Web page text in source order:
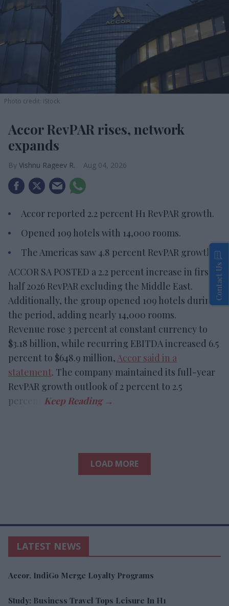
Photo credit: iStock
Accor RevPAR rises, network
expands
Vishnu Rageev R. Aug 04, 2026
Accor reported 2.2 percent H1 RevPAR growth.
Opened 109 hotels with 14,000 rooms.
The Americas saw 4.8 percent RevPAR growth.
ACCOR SA POSTED a 2.2 percent increase in first-
half 2026 RevPAR excluding the Middle East.
Additionally, the group opened 109 hotels during
the period, adding nearly 14,000 rooms.
Revenue rose 3 percent at constant currency to
$3.18 billion, while recurring EBITDA increased 6.5
percent to $648.9 million, Accor said in a
statement. The company maintained its full-year
RevPAR growth outlook of 2 percent to 2.5
percent.
LOAD MORE
LATEST NEWS
Accor, IndiGo Merge Loyalty Programs
Study: Business Travel Tops Leisure In H1
Contact Us